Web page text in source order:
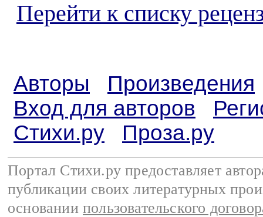
Перейти к списку
Авторы
Произведения
Вход для авторов
Стихи.ру
Проза.ру
Портал Стихи.ру предоставляет
публикации своих литературных
основании пользовательского